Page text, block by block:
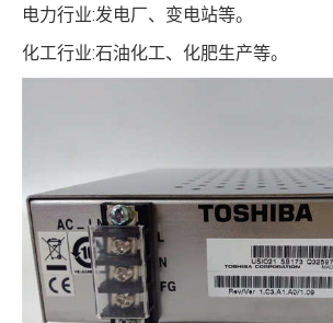
电力行业:发电厂、变电站等。
化工行业:石油化工、化肥生产等。